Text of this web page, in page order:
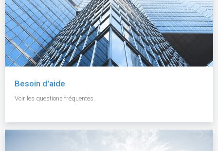
Besoin d'aide
Voir les questions fréquentes.